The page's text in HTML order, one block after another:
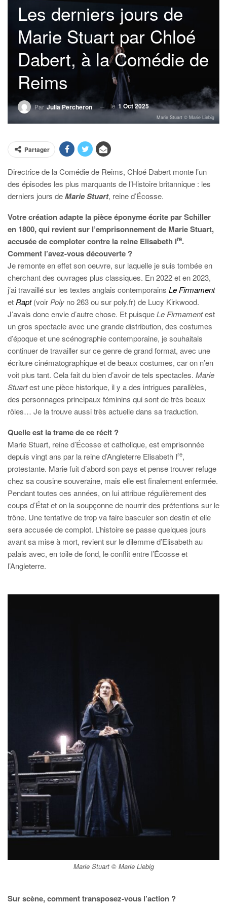
Les derniers jours de
Marie Stuart par Chloé
Dabert, à la Comédie de
Reims
ParJulia Percheron le 1 Oct 2025
Marie Stuart © Marie Liebig
Partager
Directrice de la Comédie de Reims, Chloé Dabert monte l’un
des épisodes les plus marquants de l’Histoire britannique : les
derniers jours deMarie Stuart, reine d’Écosse.
Votre création adapte la pièce éponyme écrite par Schiller
en 1800, qui revient sur l’emprisonnement de Marie Stuart,
accusée de comploter contre la reine Elisabeth Ire.
Comment l’avez-vous découverte ?
Je remonte en effet son oeuvre, sur laquelle je suis tombée en
cherchant des ouvrages plus classiques. En 2022 et en 2023,
j’ai travaillé sur les textes anglais contemporains Le Firmament
et Rapt(voir Poly no 263 ou sur poly.fr) de Lucy Kirkwood.
J’avais donc envie d’autre chose. Et puisqueLe Firmamentest
un gros spectacle avec une grande distribution, des costumes
d’époque et une scénographie contemporaine, je souhaitais
continuer de travailler sur ce genre de grand format, avec une
écriture cinématographique et de beaux costumes, car on n’en
voit plus tant. Cela fait du bien d’avoir de tels spectacles. Marie
Stuartest une pièce historique, il y a des intrigues parallèles,
des personnages principaux féminins qui sont de très beaux
rôles… Je la trouve aussi très actuelle dans sa traduction.
Quelle est la trame de ce récit ?
Marie Stuart, reine d’Écosse et catholique, est emprisonnée
depuis vingt ans par la reine d’Angleterre Elisabeth Ire,
protestante. Marie fuit d’abord son pays et pense trouver refuge
chez sa cousine souveraine, mais elle est finalement enfermée.
Pendant toutes ces années, on lui attribue régulièrement des
coups d’État et on la soupçonne de nourrir des prétentions sur le
trône. Une tentative de trop va faire basculer son destin et elle
sera accusée de complot. L’histoire se passe quelques jours
avant sa mise à mort, revient sur le dilemme d’Elisabeth au
palais avec, en toile de fond, le conflit entre l’Écosse et
l’Angleterre.
Marie Stuart© Marie Liebig
Sur scène, comment transposez-vous l’action ?